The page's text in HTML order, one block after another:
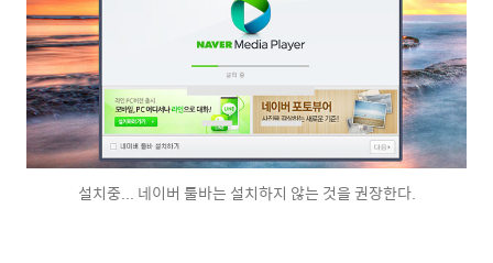
설치중... 네이버 툴바는 설치하지 않는 것을 권장한다.